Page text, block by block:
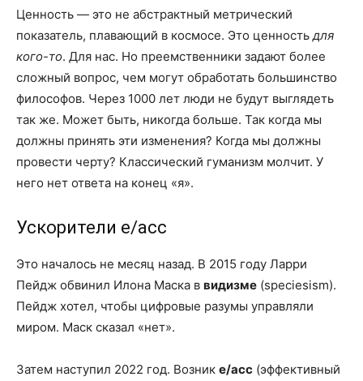
Ценность — это не абстрактный метрический
показатель, плавающий в космосе. Это ценность для
кого-то. Для нас. Но преемственники задают более
сложный вопрос, чем могут обработать большинство
философов. Через 1000 лет люди не будут выглядеть
так же. Может быть, никогда больше. Так когда мы
должны принять эти изменения? Когда мы должны
провести черту? Классический гуманизм молчит. У
него нет ответа на конец «я».
Ускорители e/acc
Это началось не месяц назад. В 2015 году Ларри
Пейдж обвинил Илона Маска в видизме (speciesism).
Пейдж хотел, чтобы цифровые разумы управляли
миром. Маск сказал «нет».
Затем наступил 2022 год. Возник e/acc (эффективный